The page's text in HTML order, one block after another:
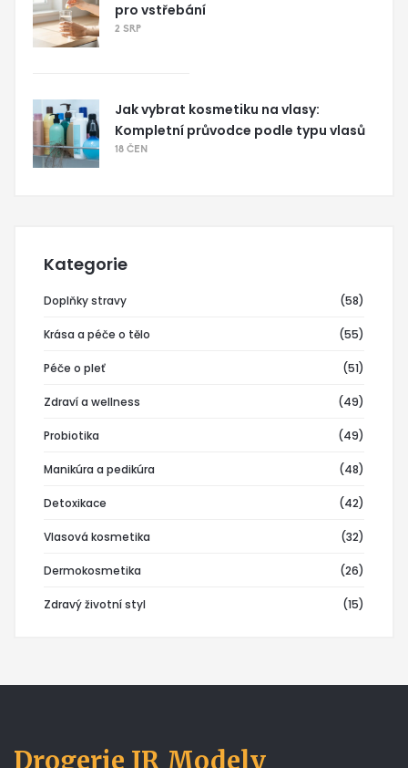
pro vstřebání
2 SRP
Jak vybrat kosmetiku na vlasy:
Kompletní průvodce podle typu vlasů
18 ČEN
Kategorie
Doplňky stravy (58)
Krása a péče o tělo (55)
Péče o pleť (51)
Zdraví a wellness (49)
Probiotika (49)
Manikúra a pedikúra (48)
Detoxikace (42)
Vlasová kosmetika (32)
Dermokosmetika (26)
Zdravý životní styl (15)
Drogerie JR Modely